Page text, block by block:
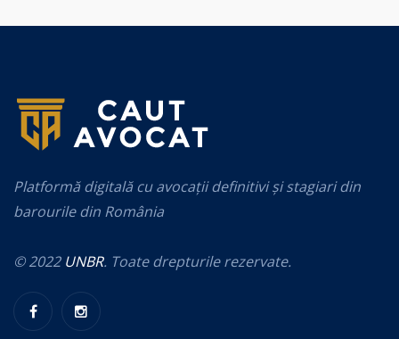
Platformă digitală cu avocații definitivi și stagiari din
barourile din România
© 2022 UNBR. Toate drepturile rezervate.